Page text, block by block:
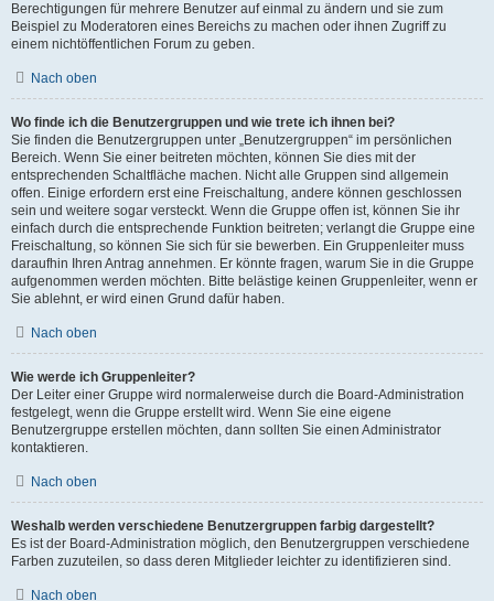
Berechtigungen für mehrere Benutzer auf einmal zu ändern und sie zum
Beispiel zu Moderatoren eines Bereichs zu machen oder ihnen Zugriff zu
einem nichtöffentlichen Forum zu geben.
Nach oben
Wo finde ich die Benutzergruppen und wie trete ich ihnen bei?
Sie finden die Benutzergruppen unter „Benutzergruppen“ im persönlichen
Bereich. Wenn Sie einer beitreten möchten, können Sie dies mit der
entsprechenden Schaltfläche machen. Nicht alle Gruppen sind allgemein
offen. Einige erfordern erst eine Freischaltung, andere können geschlossen
sein und weitere sogar versteckt. Wenn die Gruppe offen ist, können Sie ihr
einfach durch die entsprechende Funktion beitreten; verlangt die Gruppe eine
Freischaltung, so können Sie sich für sie bewerben. Ein Gruppenleiter muss
daraufhin Ihren Antrag annehmen. Er könnte fragen, warum Sie in die Gruppe
aufgenommen werden möchten. Bitte belästige keinen Gruppenleiter, wenn er
Sie ablehnt, er wird einen Grund dafür haben.
Nach oben
Wie werde ich Gruppenleiter?
Der Leiter einer Gruppe wird normalerweise durch die Board-Administration
festgelegt, wenn die Gruppe erstellt wird. Wenn Sie eine eigene
Benutzergruppe erstellen möchten, dann sollten Sie einen Administrator
kontaktieren.
Nach oben
Weshalb werden verschiedene Benutzergruppen farbig dargestellt?
Es ist der Board-Administration möglich, den Benutzergruppen verschiedene
Farben zuzuteilen, so dass deren Mitglieder leichter zu identifizieren sind.
Nach oben